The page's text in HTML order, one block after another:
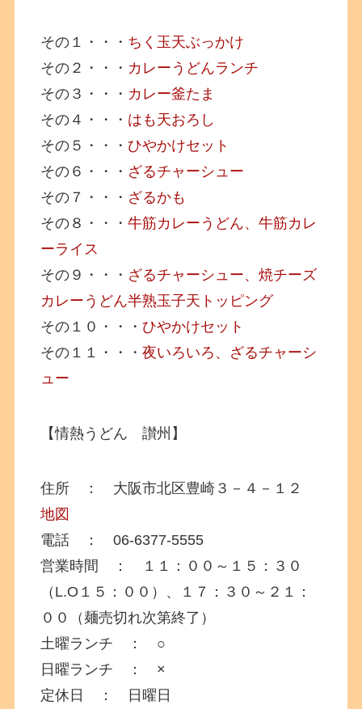
その１・・・ ちく玉天ぶっかけ
その２・・・ カレーうどんランチ
その３・・・ カレー釜たま
その４・・・ はも天おろし
その５・・・ひやかけセット
その６・・・ ざるチャーシュー
その７・・・ ざるかも
その８・・・牛筋カレーうどん、牛筋カレ
ーライス
その９・・・ ざるチャーシュー、焼チーズ
カレーうどん半熟玉子天トッピング
その１０・・・ひやかけセット
その１１・・・夜いろいろ、ざるチャーシ
ュー
【情熱うどん 讃州】
住所 ： 大阪市北区豊崎３－４－１２
地図
電話 ： 06-6377-5555
営業時間 ： １１：００～１５：３０
（L.O１５：００）、１７：３０～２１：
００（麺売切れ次第終了）
土曜ランチ ： ○
日曜ランチ ： ×
定休日 ： 日曜日